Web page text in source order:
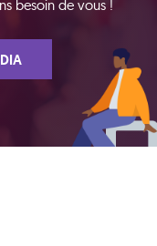
besoin de vous !